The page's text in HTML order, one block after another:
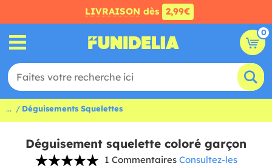
LIVRAISON dès 2,99€
0
... Déguisements Squelettes
Déguisement squelette coloré garçon
1 Commentaires Consultez-les